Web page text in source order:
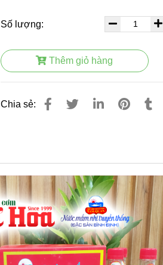
Số lượng:
Thêm giỏ hàng
Chia sẻ: